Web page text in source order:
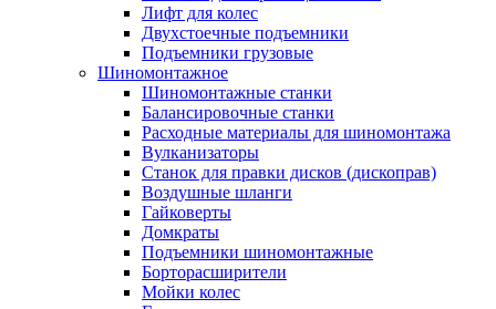
Лифт для колес
Двухстоечные подъемники
Подъемники грузовые
Шиномонтажное
Шиномонтажные станки
Балансировочные станки
Расходные материалы для шиномонтажа
Вулканизаторы
Станок для правки дисков (дископрав)
Воздушные шланги
Гайковерты
Домкраты
Подъемники шиномонтажные
Борторасширители
Мойки колес